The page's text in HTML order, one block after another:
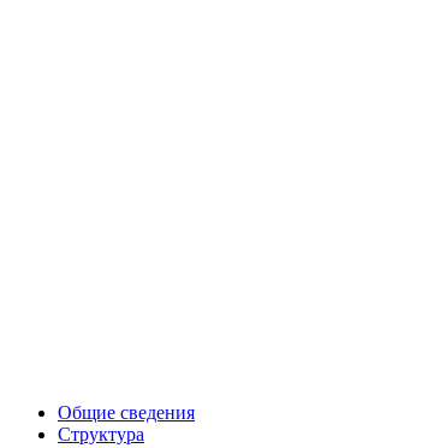
Общие сведения
Структура